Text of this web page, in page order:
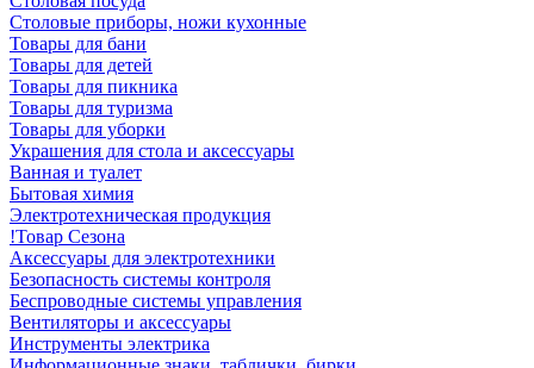
Столовые приборы, ножи кухонные
Товары для бани
Товары для детей
Товары для пикника
Товары для туризма
Товары для уборки
Украшения для стола и аксессуары
Ванная и туалет
Бытовая химия
Электротехническая продукция
!Товар Сезона
Аксессуары для электротехники
Безопасность системы контроля
Беспроводные системы управления
Вентиляторы и аксессуары
Инструменты электрика